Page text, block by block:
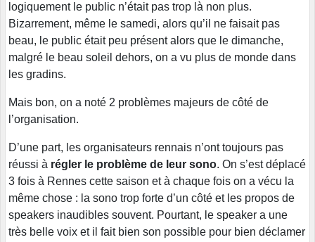
logiquement le public n’était pas trop là non plus.
Bizarrement, même le samedi, alors qu’il ne faisait pas
beau, le public était peu présent alors que le dimanche,
malgré le beau soleil dehors, on a vu plus de monde dans
les gradins.
Mais bon, on a noté 2 problèmes majeurs de côté de
l’organisation.
D’une part, les organisateurs rennais n’ont toujours pas
réussi à régler le problème de leur sono. On s’est déplacé
3 fois à Rennes cette saison et à chaque fois on a vécu la
même chose : la sono trop forte d’un côté et les propos de
speakers inaudibles souvent. Pourtant, le speaker a une
très belle voix et il fait bien son possible pour bien déclamer